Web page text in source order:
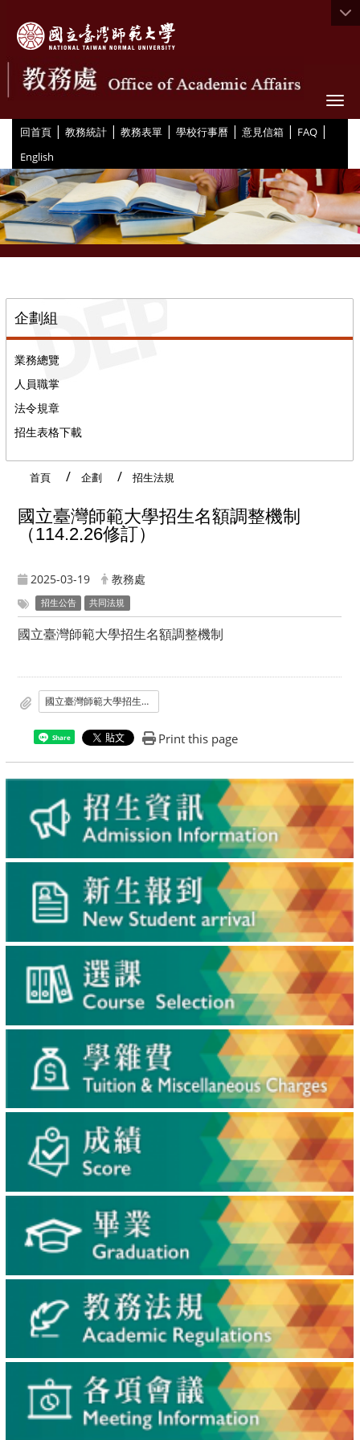
回首頁 | 教務統計 | 教務表單 | 學校行事曆 | 意見信箱 | FAQ |
English
企劃組
業務總覽
人員職掌
法令規章
招生表格下載
首頁 企劃 招生法規
國立臺灣師範大學招生名額調整機制
（114.2.26修訂）
2025-03-19 教務處
招生公告 共同法規
國立臺灣師範大學招生名額調整機制
國立臺灣師範大學招生名額調整機制
Share Print this page